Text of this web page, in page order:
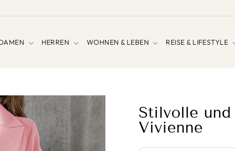
HERREN WOHNEN & LEBEN REISE & LIFESTYLE
Stilvolle und
Vivienne